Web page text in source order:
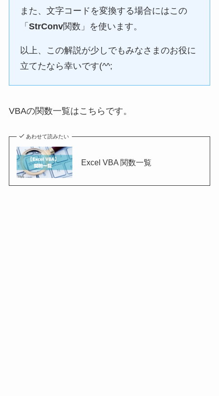
また、文字コードを変換する場合にはこの
「StrConv関数」を使います。
以上、この解説が少しでもみなさまのお役に
立てたなら幸いです(^^;
VBAの関数一覧はこちらです。
あわせて読みたい
Excel VBA 関数一覧